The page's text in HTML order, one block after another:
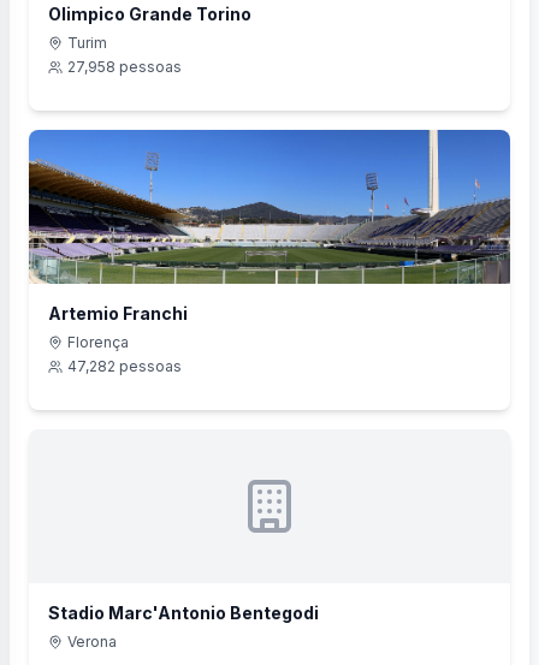
Olimpico Grande Torino
Turim
27,958 pessoas
Artemio Franchi
Florença
47,282 pessoas
Stadio Marc'Antonio Bentegodi
Verona